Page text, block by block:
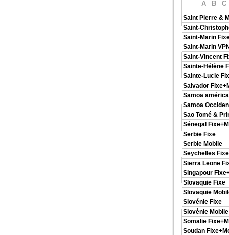
A B C
Saint Pierre &
Saint-
Saint-Marin
Saint-Marin
Saint-Vincent
Sainte-Hélène
Sainte-Lucie
Salvador
Samoa
Samoa
Sao Tomé &
Sénegal
Serbie Fixe
Serbie Mobile
Seychelles
Sierra Leone
Singapour
Slovaquie Fixe
Slovaquie
Slovénie Fixe
Slovénie Mobile
Somalie
Soudan